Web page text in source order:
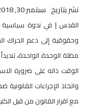
نشر بتاريخ سبتمبر 30, 2018
القدس | في ندوة سياسية
وحقوقية إلى دعم الحراك
مظلة الوحدة الواحدة،
الوقت ذاته على ضرورة
واتخاذ الإجراءات
مع اقرار القانون من قبل الكنيست